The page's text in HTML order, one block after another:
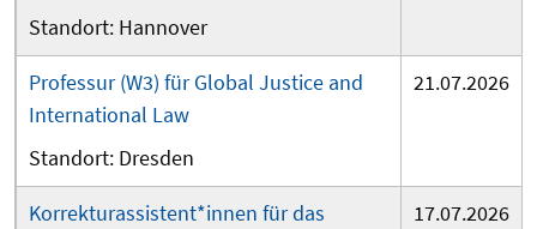
Hannover
Professur (W3) für Global Justice and
International Law
Dresden
21.07.2026
Korrekturassistent*innen für das
17.07.2026